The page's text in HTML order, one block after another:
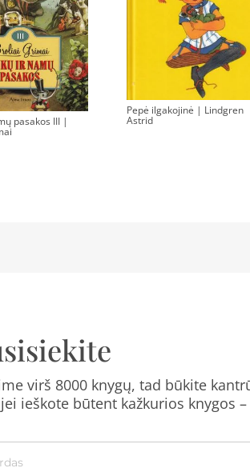
pasakos III |
Pepė ilgakojinė | Lindgren
Astrid
virš 8000 knygų, tad būkite
ieškote būtent kažkurios knygos